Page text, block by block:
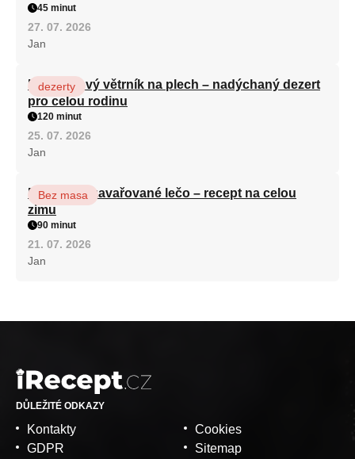
45 minut
27. 07. 2026
Jan
Karamelový větrník na plech – nadýchaný dezert
pro celou rodinu
dezerty
120 minut
25. 07. 2026
Jan
Babiččino zavařované lečo – recept na celou
zimu
Bez masa
90 minut
21. 07. 2026
Jan
DŮLEŽITÉ ODKAZY
Kontakty
GDPR
Cookies
Sitemap